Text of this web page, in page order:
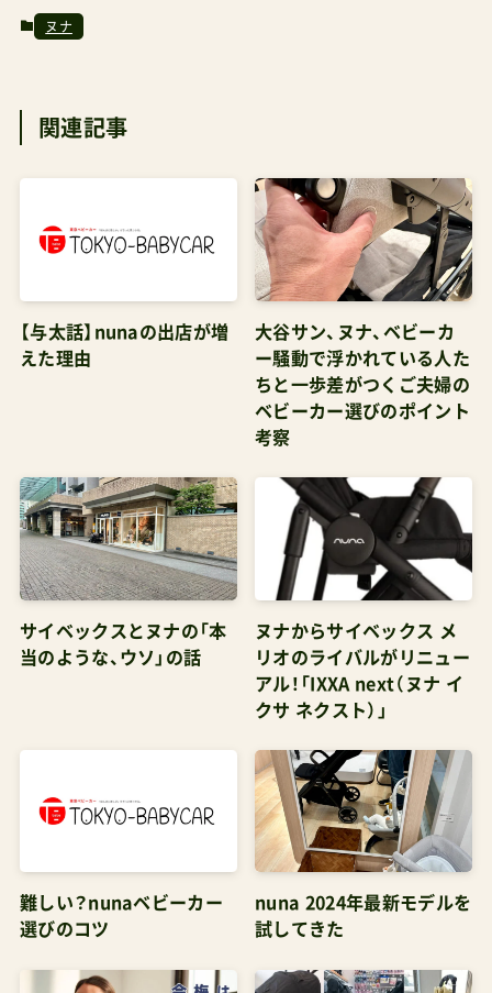
なローズピンク女性らしい印象華やかさを演出発
店舗Nuna旗艦店（東京・代官山／大阪・梅田）
開始予定）楽天市場（文末参照）カトージオンライ
ンショップDADWAY公式オンラインショップ購入
検討者向けアドバイス1.現行モデルと新モデルの
選び方新モデル（イクサネクスト）がおすすめな方
夫婦で共用する予定の方で両親ともに身長が高め
か脚が長め長期使用を考えている方ハンドル位置
の調整を重視する方管理人パパハンドル位置が高
いと大股で歩きたい人が腕を目一杯伸ばして歩く
のに便利なんだよ現行モデル（イクサ）がおすすめ
な方コストパフォーマンスを重視する方管理人パ
パ直営店セールでだいぶ下がると予想。5万円台あ
たりかと2.購入のベストタイミング新モデル購入
のタイミング発売直後（12月13日〜）人気カラーの
在庫確保が可能最新モデルをいち早く使える年末
年始セール時お得なキャンペーンの可能性ポイン
ECサイトの楽天市場でもポイント還元率の渋いモ
デル。売出しのタイミングで各テナントが初期レ
ビューを獲得しようと競争をしかけるだろうか
ら、そのタイミングで還元率が10%まで上がれば、
それが今年の最安値になるかと思う。それが落ち
着けば価格も落ち着いてしまうはず現行モデル購
入のタイミングカトージ在庫処分セールRISUメリ
ヌナ
関連記事
【与太話】nunaの出店が増
えた理由
大谷サン、ヌナ、ベビーカ
ー騒動で浮かれている人た
ちと一歩差がつくご夫婦の
ベビーカー選びのポイント
考察
サイベックスとヌナの「本
当のような、ウソ」の話
ヌナからサイベックス メ
リオのライバルがリニュー
アル！「IXXA next（ヌナ イ
クサ ネクスト）」
難しい？nunaベビーカー
選びのコツ
nuna 2024年最新モデルを
試してきた